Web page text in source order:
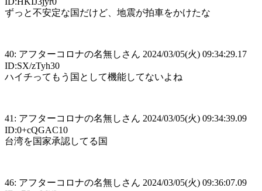
ずっと不安定な国だけど、地震が拍車をかけたな
40: アフターコロナの名無しさん 2024/03/05(火) 09:34:29.17
ID:SX/zTyh30
ハイチってもう国として機能してないよね
41: アフターコロナの名無しさん 2024/03/05(火) 09:34:39.09
ID:0+cQGAC10
台湾を国家承認してる国
46: アフターコロナの名無しさん 2024/03/05(火) 09:36:07.09